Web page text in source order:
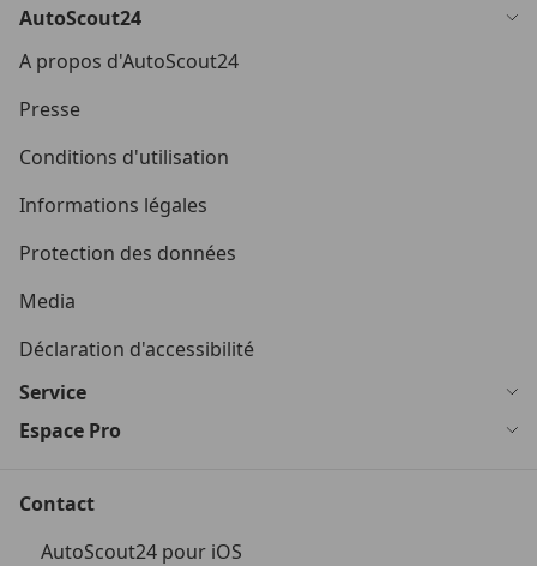
AutoScout24
A propos d'AutoScout24
Presse
Conditions d'utilisation
Informations légales
Protection des données
Media
Déclaration d'accessibilité
Service
Espace Pro
Contact
AutoScout24 pour iOS